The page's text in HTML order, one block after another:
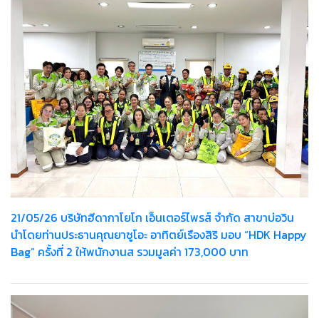
21/05/26 บริษัทฮีดากาโยโก เอ็นเตอร์ไพรส์ จำกัด สาขาบ่อวิน
นำโดยท่านประธานคุณยาซูโอะ อาทิตย์เรืองสิริ มอบ “HDK Happy
Bag” ครั้งที่ 2 ให้พนักงานส รวมมูลค่า 173,000 บาท